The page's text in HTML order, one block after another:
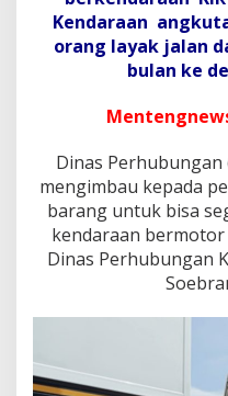
m
i
I
m
a
M
a
y
a
r
a
a
Kendaraan
orang layak jalan
bulan ke
Dinas
mengimbau kepada
barang untuk bisa
kendaraan bermotor
Dinas Perhubungan